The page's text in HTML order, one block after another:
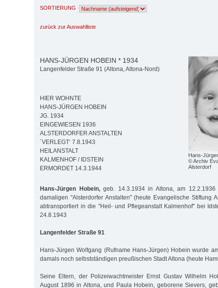
SORTIERUNG
zurück zur Auswahlliste
Hans-
© Archiv
Alsterdorf
HANS-JÜRGEN HOBEIN * 1934
Langenfelder Straße 91 (Altona, Altona-Nord)
HIER WOHNTE
HANS-JÜRGEN HOBEIN
JG. 1934
EINGEWIESEN 1936
ALSTERDORFER ANSTALTEN
´VERLEGT‘ 7.8.1943
HEILANSTALT
KALMENHOF / IDSTEIN
ERMORDET 14.3.1944
Hans-Jürgen Hobein,geb. 14.3.1934 in Altona, am 12.2.1936
damaligen "Alsterdorfer Anstalten" (heute Evangelische Stiftung
abtransportiert in die "Heil- und Pflegeanstalt Kalmenhof" bei
24.8.1943
Langenfelder Straße 91
Hans-Jürgen Wolfgang (Rufname Hans-Jürgen) Hobein wurde
damals noch selbstständigen preußischen Stadt Altona (heute
Seine Eltern, der Polizeiwachtmeister Ernst Gustav Wilhelm
August 1896 in Altona, und Paula Hobein, geborene Sievers,